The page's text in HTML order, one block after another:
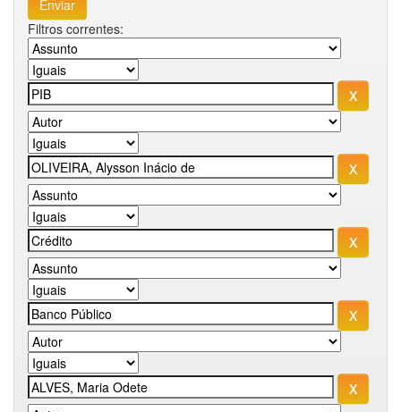
Filtros correntes: